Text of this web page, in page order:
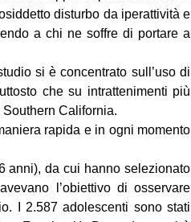
disturbo da iperattività e
a chi ne soffre di portare a
si è concentrato sull’uso di
che su intrattenimenti più
California.
rapida e in ogni momento
anni), da cui hanno selezionato
l’obiettivo di osservare
I 2.587 adolescenti sono stati